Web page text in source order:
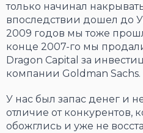
только начинал
впоследствии дошел до
2009 годов мы тоже
конце 2007-го мы
Dragon Capital за
компании Goldman Sachs.
У нас был запас денег и
отличие от конкурентов,
обожглись и уже не